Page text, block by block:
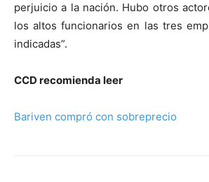
perjuicio a la nación. Hubo otros
los altos funcionarios en las tres
indicadas”.
CCD recomienda leer
Bariven compró con sobreprecio